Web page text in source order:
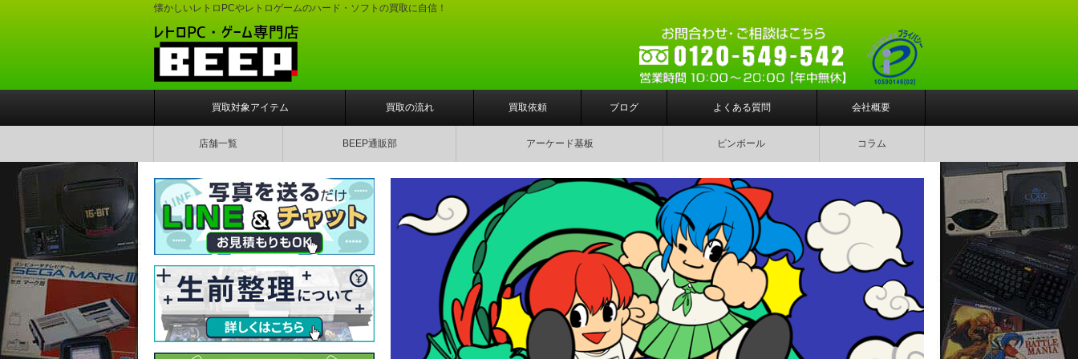
懐かしいレトロPCやレトロゲームのハード・ソフトの買取に自信！
買取対象アイテム 買取の流れ 買取依頼 ブログ よくある質問 会社概要
店舗一覧 BEEP通販部 アーケード基板 ピンボール コラム